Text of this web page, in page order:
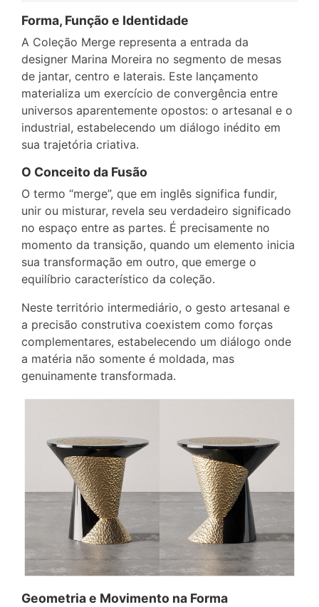
Forma, Função e Identidade
A Coleção Merge representa a entrada da
designer Marina Moreira no segmento de mesas
de jantar, centro e laterais. Este lançamento
materializa um exercício de convergência entre
universos aparentemente opostos: o artesanal e o
industrial, estabelecendo um diálogo inédito em
sua trajetória criativa.
O Conceito da Fusão
O termo “merge”, que em inglês significa fundir,
unir ou misturar, revela seu verdadeiro significado
no espaço entre as partes. É precisamente no
momento da transição, quando um elemento inicia
sua transformação em outro, que emerge o
equilíbrio característico da coleção.
Neste território intermediário, o gesto artesanal e
a precisão construtiva coexistem como forças
complementares, estabelecendo um diálogo onde
a matéria não somente é moldada, mas
genuinamente transformada.
Geometria e Movimento na Forma